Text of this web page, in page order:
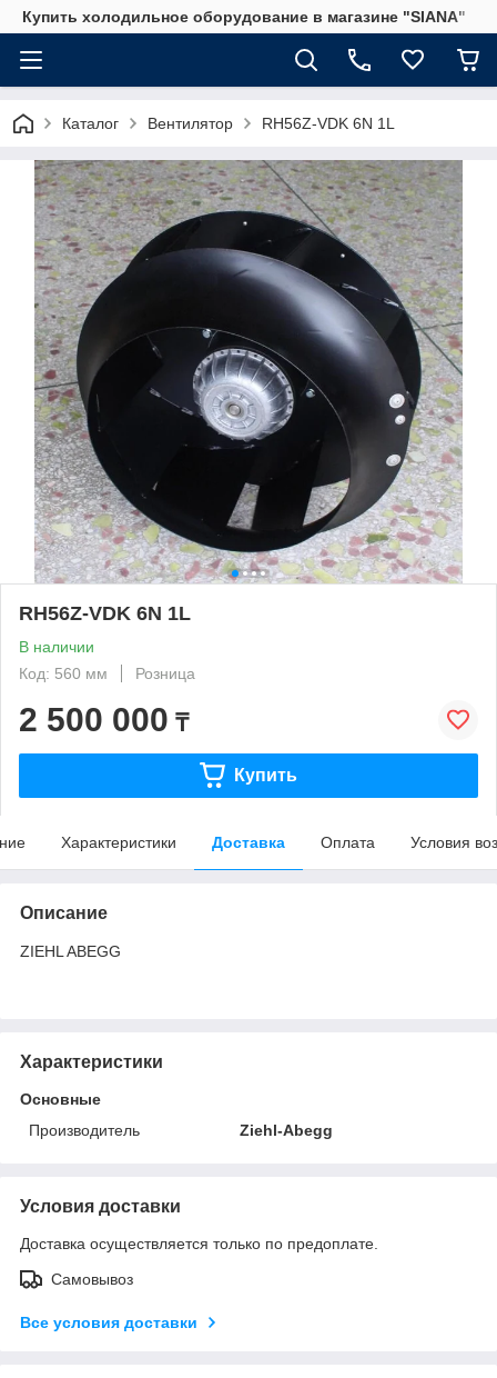
Купить холодильное оборудование в магазине "SIANA"
Каталог Вентилятор RH56Z-VDK 6N 1L
RH56Z-VDK 6N 1L
В наличии
Код: 560 мм
Розница
2 500 000 ₸
Купить
Характеристики Доставка Оплата Условия
Описание
ZIEHL ABEGG
Характеристики
Основные
Производитель
Ziehl-Abegg
Условия доставки
Доставка осуществляется только по предоплате.
Самовывоз
Все условия доставки